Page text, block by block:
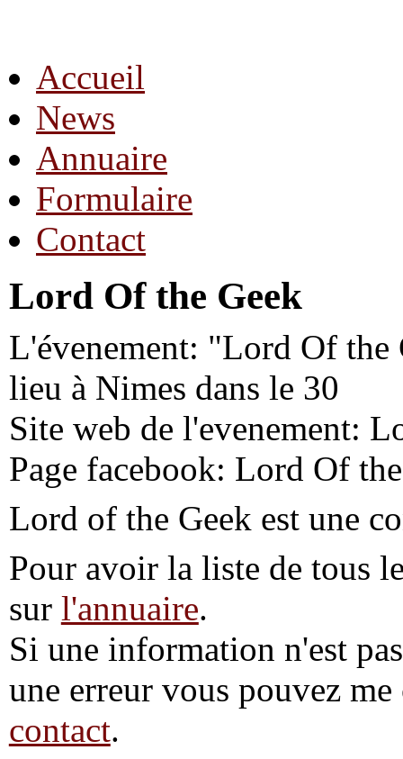
Accueil
News
Annuaire
Formulaire
Contact
Lord Of the Geek
L'évenement: "Lord Of the
lieu à Nimes dans le 30
Site web de l'evenement:
Page facebook: Lord Of
Lord of the Geek est une
Pour avoir la liste de tous
sur l'annuaire.
Si une information n'est
une erreur vous pouvez
contact.